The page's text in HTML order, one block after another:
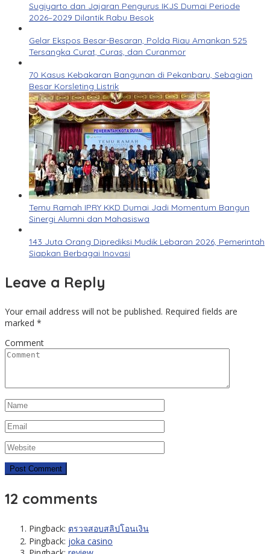
Sugiyarto dan Jajaran Pengurus IKJS Dumai Periode
2026–2029 Dilantik Rabu Besok
Gelar Ekspos Besar-Besaran, Polda Riau Amankan 525
Tersangka Curat, Curas, dan Curanmor
70 Kasus Kebakaran Bangunan di Pekanbaru, Sebagian
Besar Korsleting Listrik
Temu Ramah IPRY KKD Dumai Jadi Momentum Bangun
Sinergi Alumni dan Mahasiswa
143 Juta Orang Diprediksi Mudik Lebaran 2026, Pemerintah
Siapkan Berbagai Inovasi
Leave a Reply
Your email address will not be published. Required fields are
marked *
Comment
12 comments
Pingback: ตรวจสอบสลิปโอนเงิน
Pingback: joka casino